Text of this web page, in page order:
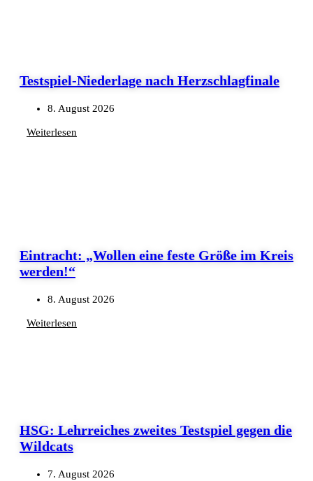
Testspiel-Niederlage nach Herzschlagfinale
8. August 2026
Weiterlesen
Eintracht: „Wollen eine feste Größe im Kreis
werden!“
8. August 2026
Weiterlesen
HSG: Lehrreiches zweites Testspiel gegen die
Wildcats
7. August 2026